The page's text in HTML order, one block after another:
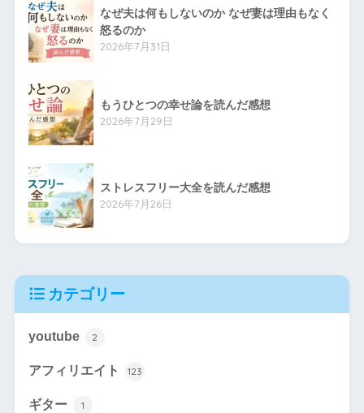
なぜ夫は何もしないのか なぜ妻は理由もなく
怒るのか
2026年7月31日
もうひとつの幸せ論を読んだ感想
2026年7月29日
ストレスフリー大全を読んだ感想
2026年7月26日
カテゴリー
youtube 2
アフィリエイト 123
ギター 1